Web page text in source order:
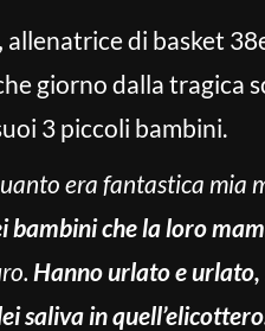
allenatrice di basket
giorno dalla tragica
3 piccoli bambini.
era fantastica mia
bambini che la loro
Hanno urlato e urlato,
saliva in